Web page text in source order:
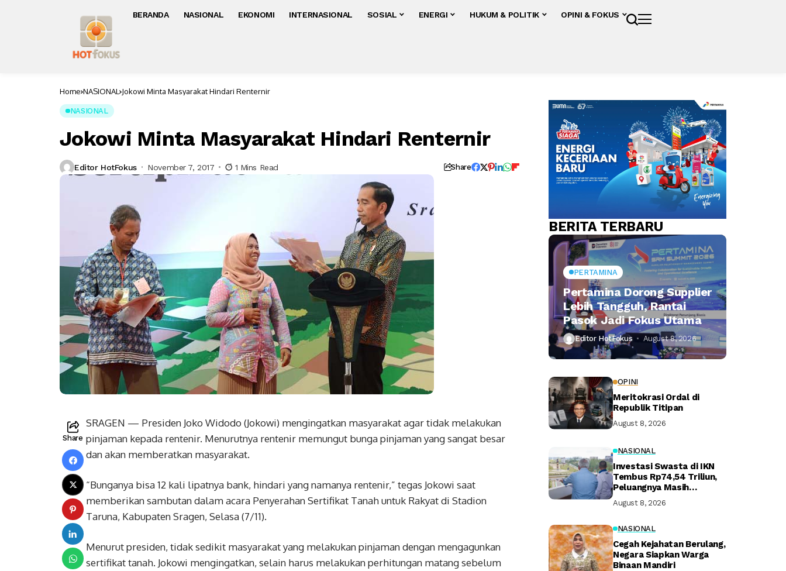
BERANDA NASIONAL EKONOMI INTERNASIONAL SOSIAL ENERGI HUKUM & POLITIK OPINI & FOKUS
Home NASIONAL Jokowi Minta Masyarakat Hindari Renternir
NASIONAL
Jokowi Minta Masyarakat Hindari Renternir
Editor HotFokus November 7, 2017 1 Mins Read Share
Share
SRAGEN — Presiden Joko Widodo (Jokowi) mengingatkan masyarakat agar tidak melakukan
pinjaman kepada rentenir. Menurutnya rentenir memungut bunga pinjaman yang sangat besar
dan akan memberatkan masyarakat.
“Bunganya bisa 12 kali lipatnya bank, hindari yang namanya rentenir,” tegas Jokowi saat
memberikan sambutan dalam acara Penyerahan Sertifikat Tanah untuk Rakyat di Stadion
Taruna, Kabupaten Sragen, Selasa (7/11).
Menurut presiden, tidak sedikit masyarakat yang melakukan pinjaman dengan mengagunkan
sertifikat tanah. Jokowi mengingatkan, selain harus melakukan perhitungan matang sebelum
BERITA TERBARU
PERTAMINA
Pertamina Dorong Supplier
Lebih Tangguh, Rantai
Pasok Jadi Fokus Utama
Editor HotFokus August 8, 2026
OPINI
Meritokrasi Ordal di
Republik Titipan
August 8, 2026
NASIONAL
Investasi Swasta di IKN
Tembus Rp74,54 Triliun,
Peluangnya Masih
August 8, 2026
NASIONAL
Cegah Kejahatan Berulang,
Negara Siapkan Warga
Binaan Mandiri